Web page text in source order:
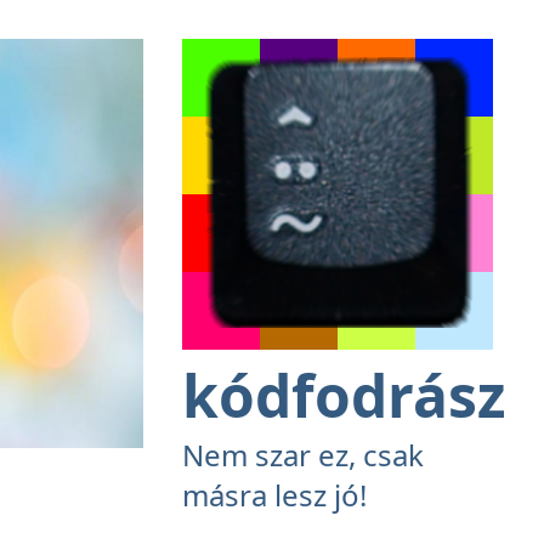
kódfodrász
Nem szar ez, csak
másra lesz jó!